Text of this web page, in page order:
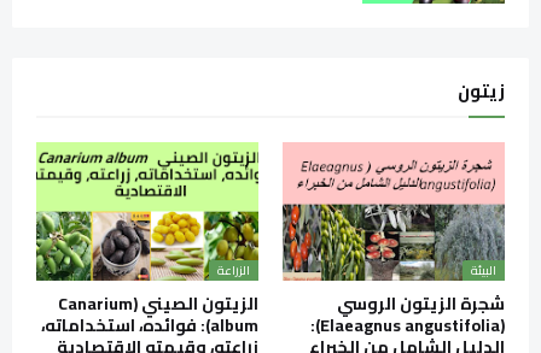
زيتون
البيئة
شجرة الزيتون الروسي
(Elaeagnus angustifolia):
الدليل الشامل من الخبراء
الزراعة
الزيتون الصيني (Canarium
album): فوائده، استخداماته،
زراعته، وقيمته الاقتصادية